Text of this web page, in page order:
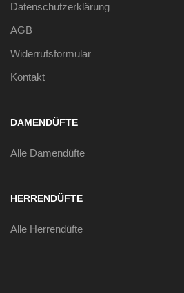
Datenschutzerklärung
AGB
Widerrufsformular
Kontakt
DAMENDÜFTE
Alle Damendüfte
HERRENDÜFTE
Alle Herrendüfte